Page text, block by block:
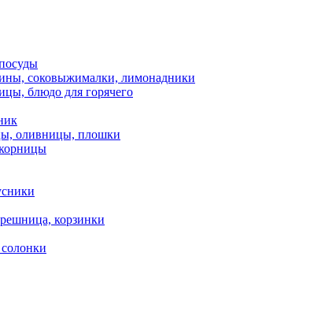
соковыжималки, лимонадники
блюдо для горячего
оливницы, плошки
корзинки